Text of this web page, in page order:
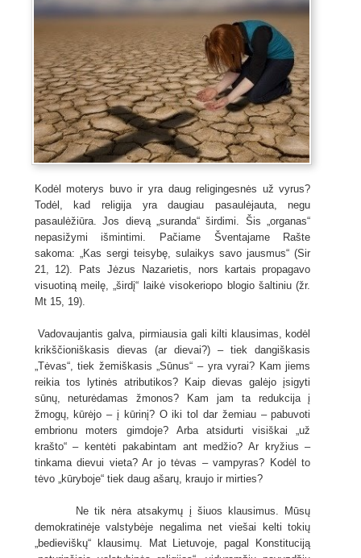
Kodėl moterys buvo ir yra daug religingesnės už vyrus?
Todėl, kad religija yra daugiau pasaulėjauta, negu
pasaulėžiūra. Jos dievą „suranda“ širdimi. Šis „organas“
nepasižymi išmintimi. Pačiame Šventajame Rašte
sakoma: „Kas sergi teisybę, sulaikys savo jausmus“ (Sir
21, 12). Pats Jėzus Nazarietis, nors kartais propagavo
visuotiną meilę, „širdį“ laikė visokeriopo blogio šaltiniu (žr.
Mt 15, 19).
Vadovaujantis galva, pirmiausia gali kilti klausimas, kodėl
krikščioniškasis dievas (ar dievai?) – tiek dangiškasis
„Tėvas“, tiek žemiškasis „Sūnus“ – yra vyrai? Kam jiems
reikia tos lytinės atributikos? Kaip dievas galėjo įsigyti
sūnų, neturėdamas žmonos? Kam jam ta redukcija į
žmogų, kūrėjo – į kūrinį? O iki tol dar žemiau – pabuvoti
embrionu moters gimdoje? Arba atsidurti visiškai „už
krašto“ – kentėti pakabintam ant medžio? Ar kryžius –
tinkama dievui vieta? Ar jo tėvas – vampyras? Kodėl to
tėvo „kūryboje“ tiek daug ašarų, kraujo ir mirties?
Ne tik nėra atsakymų į šiuos klausimus. Mūsų
demokratinėje valstybėje negalima net viešai kelti tokių
„bedieviškų“ klausimų. Mat Lietuvoje, pagal Konstituciją